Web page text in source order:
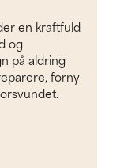
en kraftfuld
og
på aldring
forny